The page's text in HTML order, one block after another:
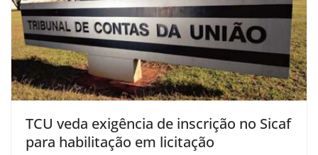
TCU veda exigência de inscrição no Sicaf
para habilitação em licitação